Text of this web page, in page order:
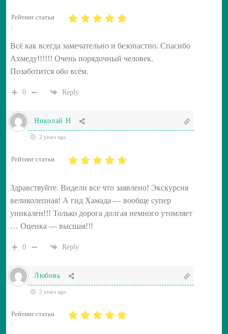
Рейтинг статьи
:
Всё как всегда замечательно и безопастно. Спасибо
Ахмеду!!!!!! Очень порядочный человек.
Позаботится обо всём.
0 Reply
Николай Н
2 years ago
Рейтинг статьи
:
Здравствуйте. Видели все что заявлено! Экскурсия
великолепная! А гид Хамада — вообще супер
уникален!!! Только дорога долгая немного утомляет
… Оценка — высшая!!!
0 Reply
Любовь
2 years ago
Рейтинг статьи
: